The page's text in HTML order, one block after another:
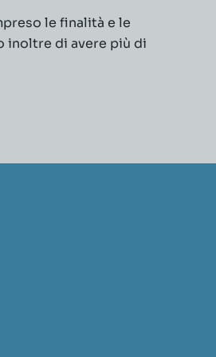
le finalità e le
inoltre di avere più di